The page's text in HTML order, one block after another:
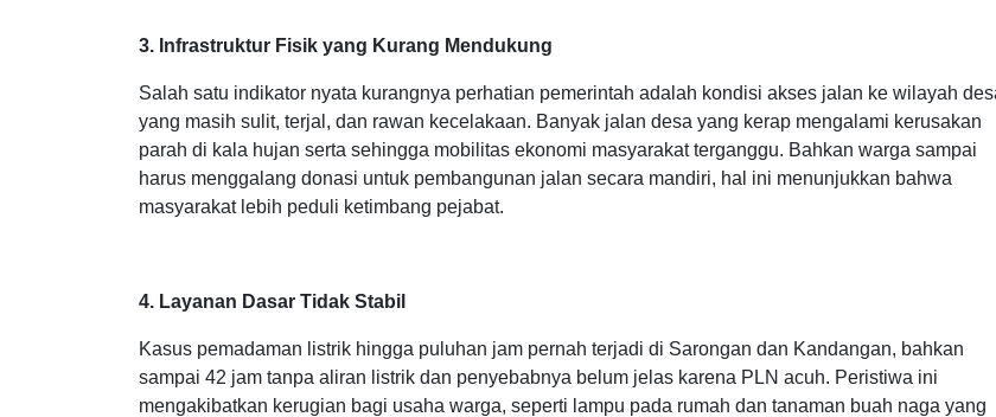
3. Infrastruktur Fisik yang Kurang Mendukung
Salah satu indikator nyata kurangnya perhatian pemerintah adalah kondisi akses jalan ke wilayah desa
yang masih sulit, terjal, dan rawan kecelakaan. Banyak jalan desa yang kerap mengalami kerusakan
parah di kala hujan serta sehingga mobilitas ekonomi masyarakat terganggu.
4. Layanan Dasar Tidak Stabil